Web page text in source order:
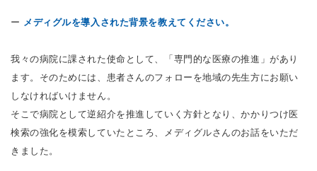
ー メディグルを導入された背景を教えてください。
我々の病院に課された使命として、「専門的な医療の推進」があり
ます。そのためには、患者さんのフォローを地域の先生方にお願い
しなければいけません。
そこで病院として逆紹介を推進していく方針となり、かかりつけ医
検索の強化を模索していたところ、メディグルさんのお話をいただ
きました。